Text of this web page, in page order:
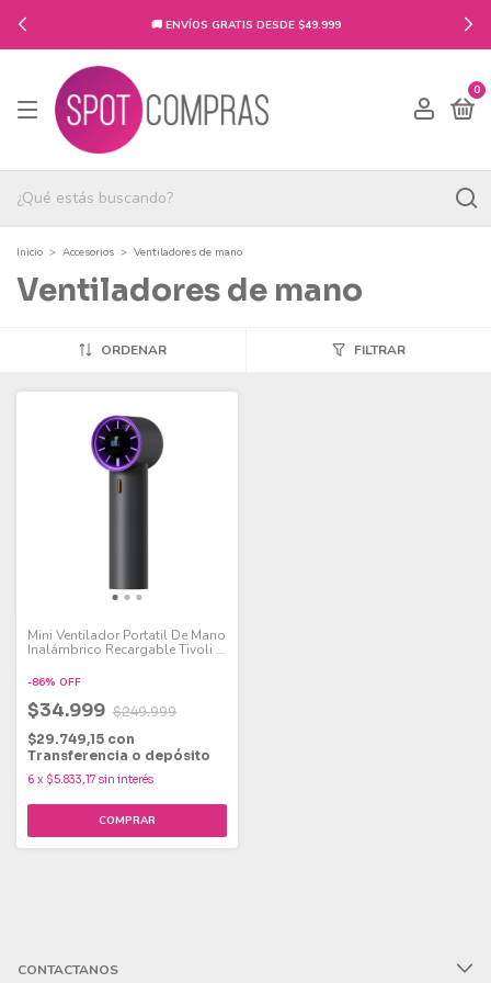
🚚 ENVÍOS GRATIS DESDE $49.999
0
Inicio > Accesorios > Ventiladores de mano
Ventiladores de mano
ORDENAR FILTRAR
Mini Ventilador Portatil De Mano
Inalámbrico Recargable Tivoli 5
40mm
-86% OFF
$34.999 $249.999
$29.749,15 con
Transferencia o depósito
6 x $5.833,17 sin interés
CONTACTANOS